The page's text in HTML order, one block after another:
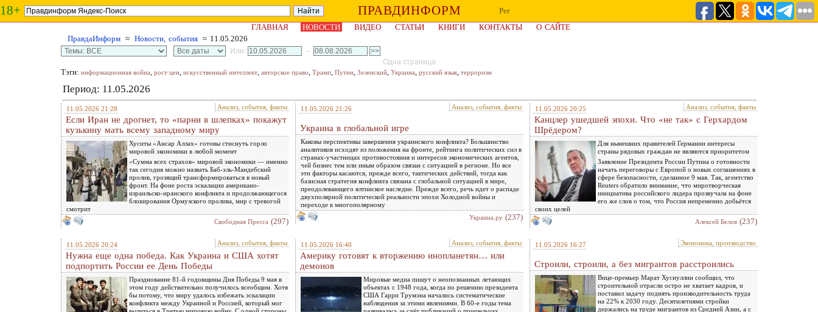
18+ ПРАВДИНФОРМ
Рег
ГЛАВНАЯ
НОВОСТИ ВИДЕО СТАТЬИ КНИГИ КОНТАКТЫ
О САЙТЕ
ПравдаИнформ ≈ Новости, события ≈ 11.05.2026
Или:
–
Одна страница
Тэги: информационная война, рост цен, искусственный интеллект, авторское право, Трамп, Путин, Зеленский, Украина, русский язык, терроризм
Период: 11.05.2026
11.05.2026 21:28 Анализ, события, факты
Если Иран не дрогнет, то «парни в шлепках» покажут
кузькину мать всему западному миру
Хуситы «Ансар Аллах» готовы стиснуть горло
мировой экономики в любой момент
«Сумма всех страхов» мировой экономики — именно
так сегодня можно назвать Баб-эль-Мандебский
пролив, грозящий трансформироваться в новый
фронт. На фоне роста эскалации американо-
израильско-иранского конфликта и продолжающегося
блокирования Ормузского пролива, мир с тревогой
смотрит
Свободная Пресса (297)
11.05.2026 21:26 Анализ, события, факты
Украина в глобальной игре
Каковы перспективы завершения украинского конфликта? Большинство
аналитиков исходят из положения на фронте, рейтинга политических сил в
странах-участницах противостояния и интересов экономических агентов,
чей бизнес тем или иным образом связан с ситуацией в регионе. Но все
эти факторы касаются, прежде всего, тактических действий, тогда как
базисная стратегия конфликта связана с глобальной ситуацией в мире,
преодолевающего ялтинское наследие. Прежде всего, речь идет о распаде
двухполярной политической реальности эпохи Холодной войны и
переходе к многополярному
Украина.ру (237)
11.05.2026 20:25 Анализ, события, факты
Канцлер ушедшей эпохи. Что «не так» с Герхардом
Шрёдером?
Для нынешних правителей Германии интересы
страны рядовых граждан не являются приоритетом
Заявление Президента России Путина о готовности
начать переговоры с Европой о новых соглашениях в
сфере безопасности, сделанное 9 мая. Так, агентство
Reuters обратило внимание, что миротворческая
инициатива российского лидера прозвучала на фоне
его же слов о том, что Россия непременно добьётся
своих целей
Алексей Белов (237)
11.05.2026 20:24 Анализ, события, факты
Нужна еще одна победа. Как Украина и США хотят
подпортить России ее День Победы
Празднование 81-й годовщины Дня Победы 9 мая в
этом году действительно получилось всеобщим. Хотя
бы потому, что миру удалось избежать эскалации
конфликта между Украиной и Россией, который мог
11.05.2026 16:40 Анализ, события, факты
Америку готовят к вторжению инопланетян… или
демонов
Мировые медиа пишут о неопознанных летающих
объектах с 1948 года, когда по решению президента
США Гарри Трумэна начались систематические
наблюдения за этими явлениями. В 60-е годы тема
11.05.2026 16:27 Экономика, производство
Строили, строили, а без мигрантов расстроились
Вице-премьер Марат Хуснуллин сообщил, что
строительной отрасли остро не хватает кадров, и
поставил задачу поднять производительность труда
на 22% к 2030 году. Десятилетиями стройки
держались на труде мигрантов из Средней Азии, а с